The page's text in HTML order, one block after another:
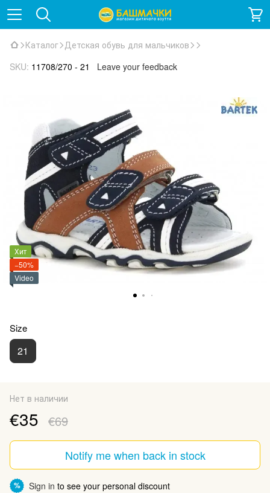
Каталог Детская обувь для мальчиков
SKU: 11708/270 - 21 Leave your feedback
Хит
−50%
Video
Size
21
Нет в наличии
€35 €69
Notify me when back in stock
% Sign in to see your personal discount